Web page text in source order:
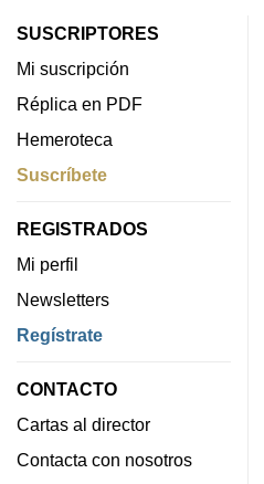
SUSCRIPTORES
Mi suscripción
Réplica en PDF
Hemeroteca
Suscríbete
REGISTRADOS
Mi perfil
Newsletters
Regístrate
CONTACTO
Cartas al director
Contacta con nosotros